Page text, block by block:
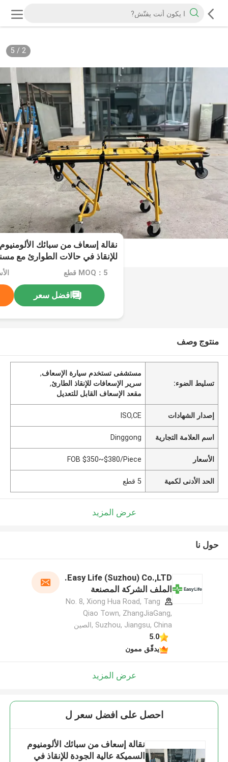
2
/
5
نقالة إسعاف من سبائك
للإنقاذ في حالات الطوارئ مع
لارتفاعه للاستخدام في
MOQ：5 قطع
افضل سعر
منتوج وصف
تسليط الضوء:
مستشفى تستخدم سيارة الإسعاف,
سرير الإسعافات للإنقاذ الطارئ,
مقعد الإسعاف القابل للتعديل
إصدار الشهادات ISO,CE
اسم العلامة التجارية Dinggong
الأسعار FOB $350~$380/Piece
الحد الأدنى لكمية 5 قطع
عرض المزيد
حول نا
Easy Life (Suzhou) Co.,LTD.
الملف الشركة المصنعة
No. 8, Xiong Hua Road, Tang
Qiao Town, ZhangJiaGang,
Suzhou, Jiangsu, China ,الصين
5.0
يدقّق ممون
عرض المزيد
احصل على افضل سعر ل
نقالة إسعاف من سبائك الألومنيوم
السميكة عالية الجودة للإنقاذ في